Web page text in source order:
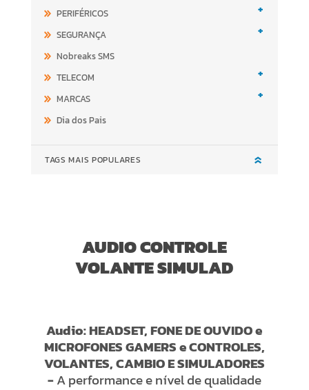
PERIFÉRICOS +
SEGURANÇA +
Nobreaks SMS
TELECOM
+
MARCAS +
Dia dos Pais
TAGS MAIS POPULARES
AUDIO CONTROLE
VOLANTE SIMULAD
Audio: HEADSET, FONE DE OUVIDO e
MICROFONES GAMERS e CONTROLES,
VOLANTES, CAMBIO E SIMULADORES
-A performance e nível de qualidade